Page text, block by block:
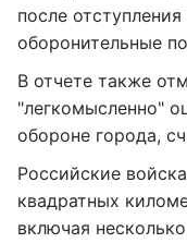
после
оборонительные
В отчете также
"легкомысленно"
обороне города,
Российские
квадратных
включая